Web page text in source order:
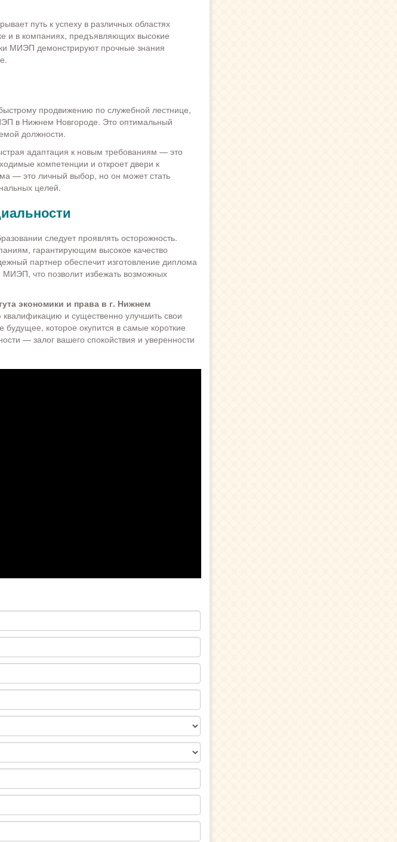
путь к успеху в различных областях
и в компаниях, предъявляющих высокие
МИЭП демонстрируют прочные знания
продвижению по служебной лестнице,
в Нижнем Новгороде. Это оптимальный
должности.
адаптация к новым требованиям — это
компетенции и откроет двери к
— это личный выбор, но он может стать
целей.
следует проявлять осторожность.
гарантирующим высокое качество
партнер обеспечит изготовление диплома
МИЭП, что позволит избежать возможных
экономики и права в г. Нижнем
и существенно улучшить свои
которое окупится в самые короткие
— залог вашего спокойствия и уверенности